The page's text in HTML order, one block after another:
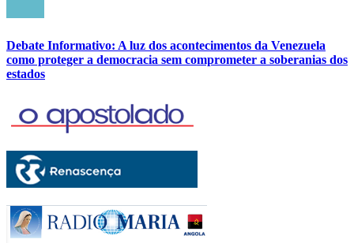
Debate Informativo: A luz dos acontecimentos da Venezuela
como proteger a democracia sem comprometer a soberanias dos
estados